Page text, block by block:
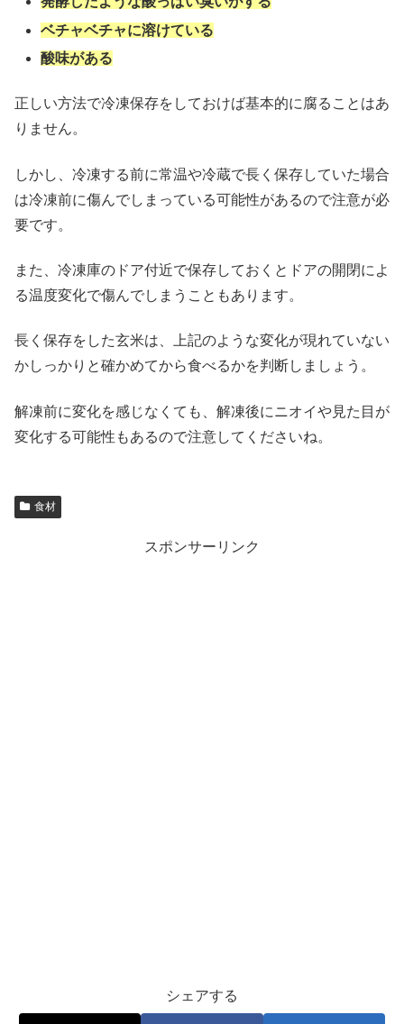
ベチャベチャに溶けている
酸味がある
正しい方法で冷凍保存をしておけば基本的に腐ることはあ
りません。
しかし、冷凍する前に常温や冷蔵で長く保存していた場合
は冷凍前に傷んでしまっている可能性があるので注意が必
要です。
また、冷凍庫のドア付近で保存しておくとドアの開閉によ
る温度変化で傷んでしまうこともあります。
長く保存をした玄米は、上記のような変化が現れていない
かしっかりと確かめてから食べるかを判断しましょう。
解凍前に変化を感じなくても、解凍後にニオイや見た目が
変化する可能性もあるので注意してくださいね。
食材
スポンサーリンク
シェアする